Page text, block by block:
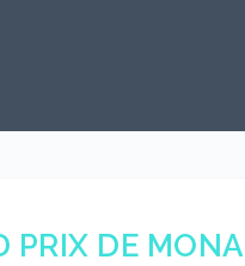
PRIX DE